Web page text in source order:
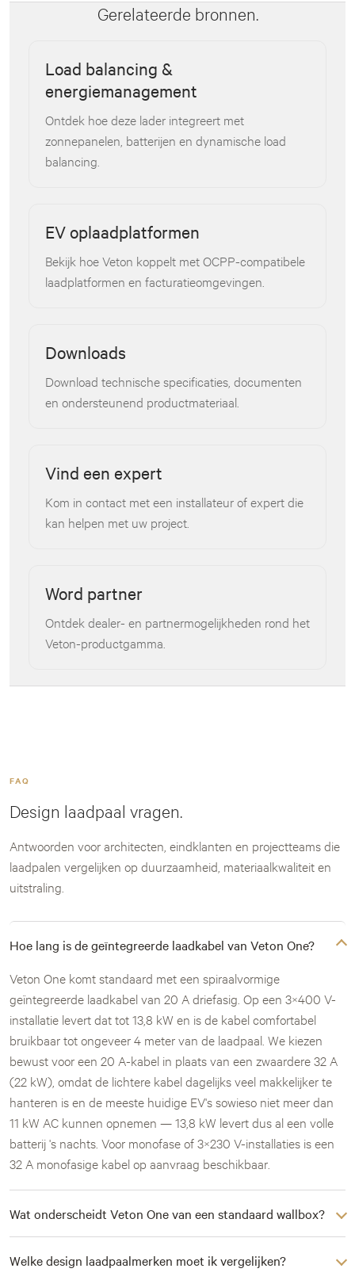
Gerelateerde bronnen.
Load balancing &
energiemanagement
Ontdek hoe deze lader integreert met
zonnepanelen, batterijen en dynamische load
balancing.
EV oplaadplatformen
Bekijk hoe Veton koppelt met OCPP-compatibele
laadplatformen en facturatieomgevingen.
Downloads
Download technische specificaties, documenten
en ondersteunend productmateriaal.
Vind een expert
Kom in contact met een installateur of expert die
kan helpen met uw project.
Word partner
Ontdek dealer- en partnermogelijkheden rond het
Veton-productgamma.
FAQ
Design laadpaal vragen.
Antwoorden voor architecten, eindklanten en projectteams die
laadpalen vergelijken op duurzaamheid, materiaalkwaliteit en
uitstraling.
Hoe lang is de geïntegreerde laadkabel van Veton One?
Veton One komt standaard met een spiraalvormige
geïntegreerde laadkabel van 20 A driefasig. Op een 3×400 V-
installatie levert dat tot 13,8 kW en is de kabel comfortabel
bruikbaar tot ongeveer 4 meter van de laadpaal. We kiezen
bewust voor een 20 A-kabel in plaats van een zwaardere 32 A
(22 kW), omdat de lichtere kabel dagelijks veel makkelijker te
hanteren is en de meeste huidige EV's sowieso niet meer dan
11 kW AC kunnen opnemen — 13,8 kW levert dus al een volle
batterij 's nachts. Voor monofase of 3×230 V-installaties is een
32 A monofasige kabel op aanvraag beschikbaar.
Wat onderscheidt Veton One van een standaard wallbox?
Welke design laadpaalmerken moet ik vergelijken?